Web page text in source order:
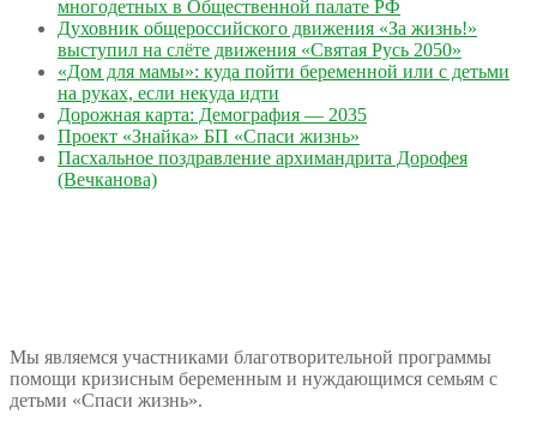
многодетных в Общественной палате РФ
Духовник общероссийского движения «За жизнь!»
выступил на слёте движения «Святая Русь 2050»
«Дом для мамы»: куда пойти беременной или с детьми
на руках, если некуда идти
Дорожная карта: Демография — 2035
Проект «Знайка» БП «Спаси жизнь»
Пасхальное поздравление архимандрита Дорофея
(Вечканова)
Мы являемся участниками благотворительной программы
помощи кризисным беременным и нуждающимся семьям с
детьми «Спаси жизнь».